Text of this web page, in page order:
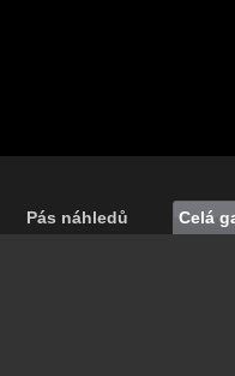
Pás náhledů Celá